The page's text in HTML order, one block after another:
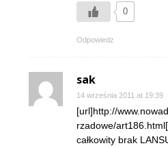
0
Odpowiedz
sak
14 września 2011 at 19:39
[url]http://
rzadowe/
całkowity brak